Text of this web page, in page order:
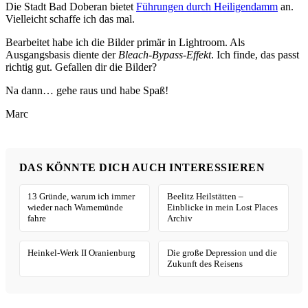
Die Stadt Bad Doberan bietet Führungen durch Heiligendamm an.
Vielleicht schaffe ich das mal.
Bearbeitet habe ich die Bilder primär in Lightroom. Als
Ausgangsbasis diente der Bleach-Bypass-Effekt. Ich finde, das passt
richtig gut. Gefallen dir die Bilder?
Na dann… gehe raus und habe Spaß!
Marc
DAS KÖNNTE DICH AUCH INTERESSIEREN
13 Gründe, warum ich immer
wieder nach Warnemünde
fahre
Beelitz Heilstätten –
Einblicke in mein Lost Places
Archiv
Heinkel-Werk II Oranienburg
Die große Depression und die
Zukunft des Reisens